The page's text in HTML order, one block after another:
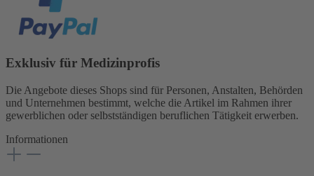
Exklusiv für Medizinprofis
Die Angebote dieses Shops sind für Personen, Anstalten, Behörden
und Unternehmen bestimmt, welche die Artikel im Rahmen ihrer
gewerblichen oder selbstständigen beruflichen Tätigkeit erwerben.
Informationen